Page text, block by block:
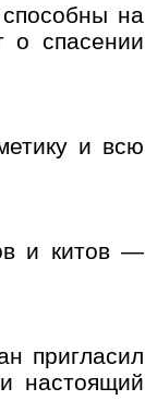
на
о спасении
и всю
и китов —
пригласил
настоящий